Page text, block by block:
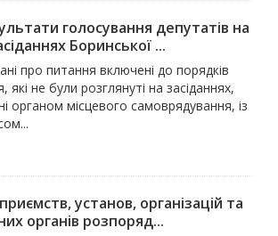
голосування депутатів на
Боринської ...
про питання включені до порядків
які не були розглянуті на засіданнях,
органом місцевого самоврядування, із
установ, організацій та
органів розпоряд...